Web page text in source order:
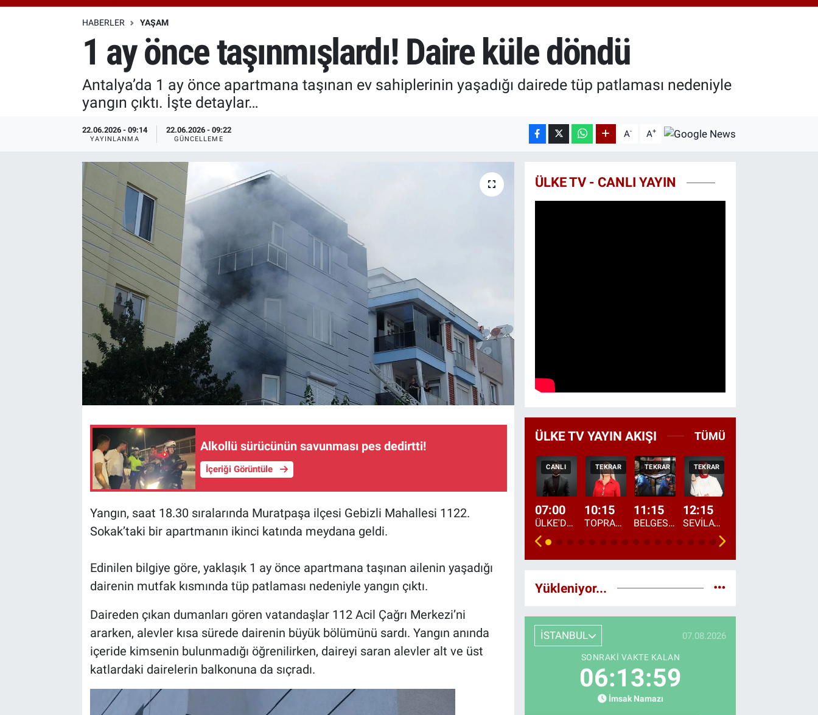
64.360,53
%-0.76
HABERLER YAŞAM
1 ay önce taşınmışlardı! Daire küle döndü
Antalya’da 1 ay önce apartmana taşınan ev sahiplerinin yaşadığı dairede tüp patlaması nedeniyle
yangın çıktı. İşte detaylar…
22.06.2026 - 09:14
YAYINLANMA
22.06.2026 - 09:22
GÜNCELLEME A- A+
Alkollü sürücünün savunması pes dedirtti!
İçeriği Görüntüle
Yangın, saat 18.30 sıralarında Muratpaşa ilçesi Gebizli Mahallesi 1122.
Sokak’taki bir apartmanın ikinci katında meydana geldi.
Edinilen bilgiye göre, yaklaşık 1 ay önce apartmana taşınan ailenin yaşadığı
dairenin mutfak kısmında tüp patlaması nedeniyle yangın çıktı.
Daireden çıkan dumanları gören vatandaşlar 112 Acil Çağrı Merkezi’ni
ararken, alevler kısa sürede dairenin büyük bölümünü sardı. Yangın anında
içeride kimsenin bulunmadığı öğrenilirken, daireyi saran alevler alt ve üst
katlardaki dairelerin balkonuna da sıçradı.
ÜLKE TV - CANLI YAYIN
ÜLKE TV YAYIN AKIŞI TÜMÜ
CANLI
07:00
ÜLKE'DE BU SABAH
TEKRAR
10:15
TOPRAKTAN SOFRAYA
TEKRAR
11:15
BELGESEL: "ÜLKE'NİN ALIN TERİ"
TEKRAR
12:15
SEVİLAY SUNGUR İLE ELİMİN BEREKETİ
Yükleniyor...
İSTANBUL 07.08.2026
SONRAKI VAKTE KALAN
06:13:58
İmsak Namazı
Özel Haberler
Özel Haberler
Haber Arşivi